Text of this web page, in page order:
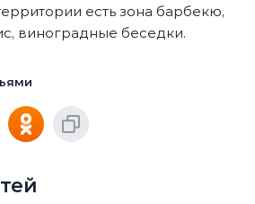
есть зона барбекю,
виноградные беседки.